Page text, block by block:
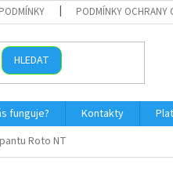
PODMÍNKY OCHRANY
HLEDAT
funguje? Kontakty
Roto NT